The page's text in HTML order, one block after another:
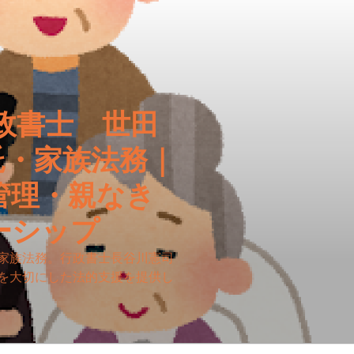
書士 世田
家族法務｜
・親なき
シップ
族法務。行政書士長谷川憲司
大切にした法的支援を提供し